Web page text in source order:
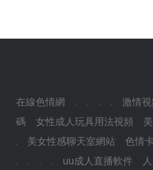
在線色情網 激情
碼
女性成人玩具用法視頻
美女性感聊天室網站 色情
uu成人直播軟件